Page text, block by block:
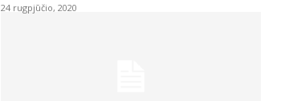
24 rugpjūčio, 2020